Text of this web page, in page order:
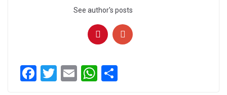
See author's posts
F
T
E
W